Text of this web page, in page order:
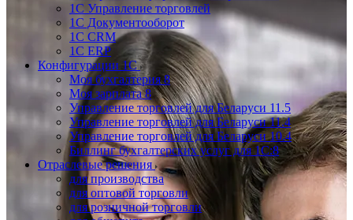
1С Управление торговлей
1С Документооборот
1С CRM
1С ERP
Конфигурации 1С
Моя бухгалтерия 8
Моя зарплата 8
Управление торговлей для Беларуси 11.5
Управление торговлей для Беларуси 11.4
Управление торговлей для Беларуси 10.4
Биллинг бухгалтерских услуг для 1С:8
Отраслевые решения
для производства
для оптовой торговли
для розничной торговли